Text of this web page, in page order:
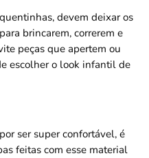
devem deixar os
brincarem, correrem e
peças que apertem ou
escolher o look infantil de
ser super confortável, é
feitas com esse material